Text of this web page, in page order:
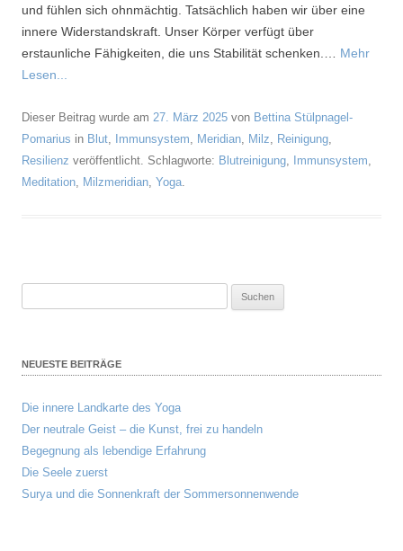
und fühlen sich ohnmächtig. Tatsächlich haben wir über eine
innere Widerstandskraft. Unser Körper verfügt über
erstaunliche Fähigkeiten, die uns Stabilität schenken.… Mehr
Lesen...
Dieser Beitrag wurde am 27. März 2025 von Bettina Stülpnagel-
Pomarius in Blut, Immunsystem, Meridian, Milz, Reinigung,
Resilienz veröffentlicht. Schlagworte: Blutreinigung, Immunsystem,
Meditation, Milzmeridian, Yoga.
NEUESTE BEITRÄGE
Die innere Landkarte des Yoga
Der neutrale Geist – die Kunst, frei zu handeln
Begegnung als lebendige Erfahrung
Die Seele zuerst
Surya und die Sonnenkraft der Sommersonnenwende